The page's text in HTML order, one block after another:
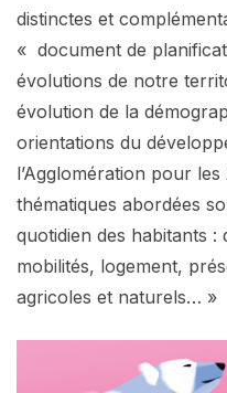
distinctes et
« document de
évolutions de notre
évolution de la
orientations du
l’Agglomération pour
thématiques abordées
quotidien des habitants
mobilités, logement,
agricoles et naturels… »